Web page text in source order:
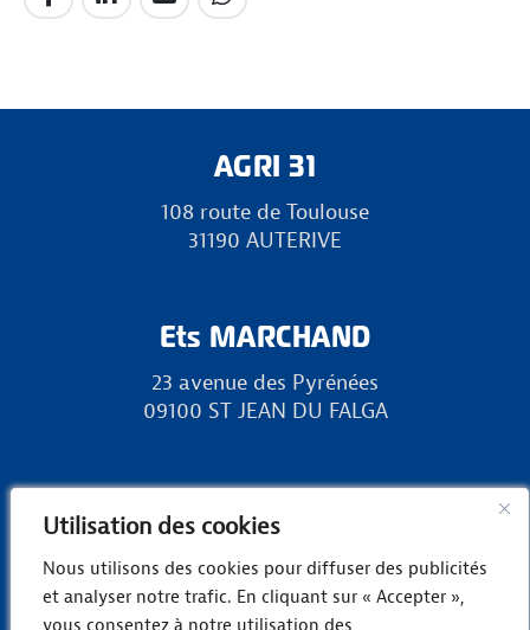
Utilisation des cookies
Nous utilisons des cookies pour diffuser des publicités
et analyser notre trafic. En cliquant sur « Accepter »,
AGRI 31
108 route de Toulouse
31190 AUTERIVE
Ets MARCHAND
23 avenue des Pyrénées
09100 ST JEAN DU FALGA
RURAL 31
31800 LANDORTHE